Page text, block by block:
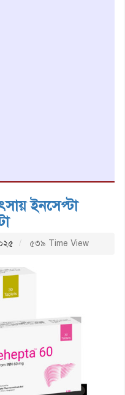
ইনসেপ্টা
৫৩৯ Time View